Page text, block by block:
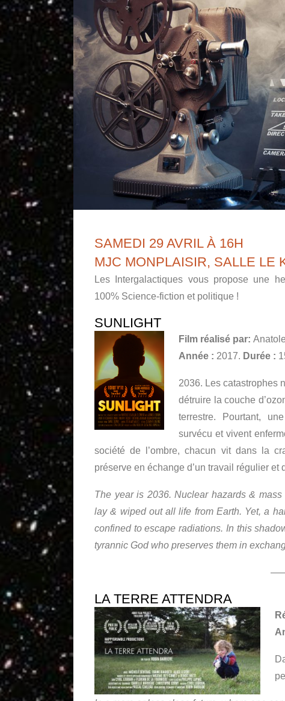
SAMEDI 29 AVRIL À 16H
MJC MONPLAISIR, SALLE LE
Les Intergalactiques vous propose une
100% Science-fiction et politique !
SUNLIGHT
Film réalisé par:
Année : 2017. Durée :
2036. Les catastrophes
détruire la couche
terrestre. Pourtant,
survécu et vivent
société de l’ombre, chacun vit dans la
préserve en échange d’un travail régulier et
The year is 2036. Nuclear hazards &
lay & wiped out all life from Earth. Yet, a
confined to escape radiations. In this
tyrannic God who preserves them in
LA TERRE ATTENDRA